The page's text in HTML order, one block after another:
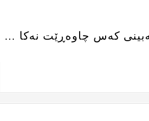
كه‌س چاوه‌ڕێت نه‌كا …